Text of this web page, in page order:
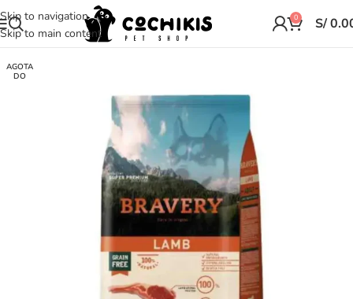
Skip to navigation
Skip to main content
0 S/
AGOTA
DO